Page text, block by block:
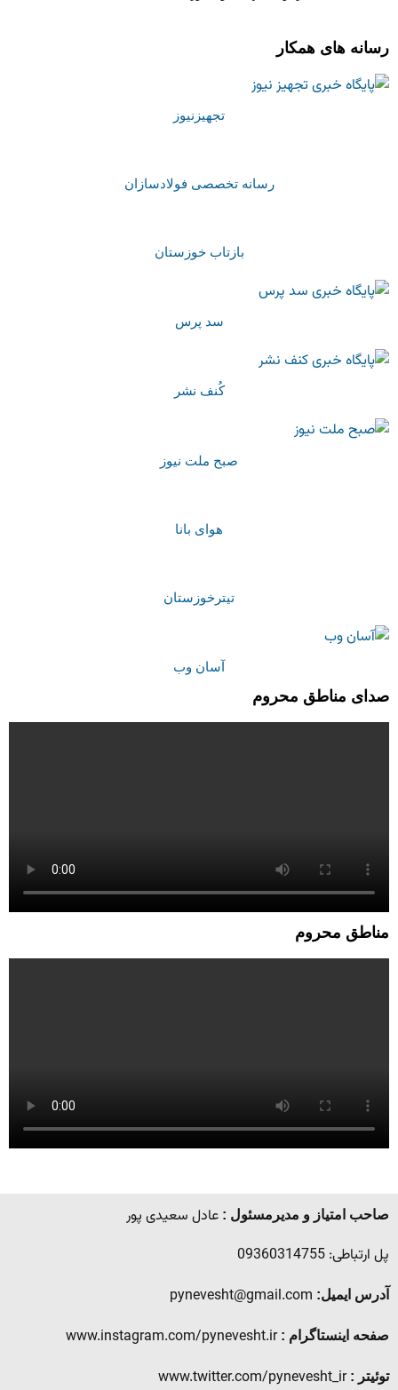
رسانه های همکار
تجهیزنیوز
رسانه تخصصی فولادسازان
بازتاب خوزستان
سد پرس
کُنف نشر
صبح ملت نیوز
هوای بانا
تیترخوزستان
آسان وب
صدای مناطق محروم
مناطق محروم
صاحب امتیاز و مدیرمسئول : عادل سعیدی پور
پل ارتباطی: 09360314755
آدرس ایمیل:
صفحه اینستاگرام : www.instagram.com/pynevesht.ir
توئیتر : www.twitter.com/pynevesht_ir